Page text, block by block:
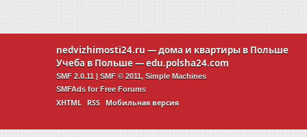
nedvizhimosti24.ru — дома и квартиры в Польше
Учеба в Польше —edu.polsha24.com
SMF 2.0.11 | SMF © 2011, Simple Machines
SMFAds for Free Forums
XHTML RSS Мобильная версия